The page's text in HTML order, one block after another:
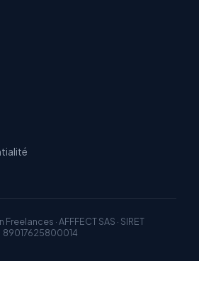
· AFFFECT SAS · SIRET
89017625800014